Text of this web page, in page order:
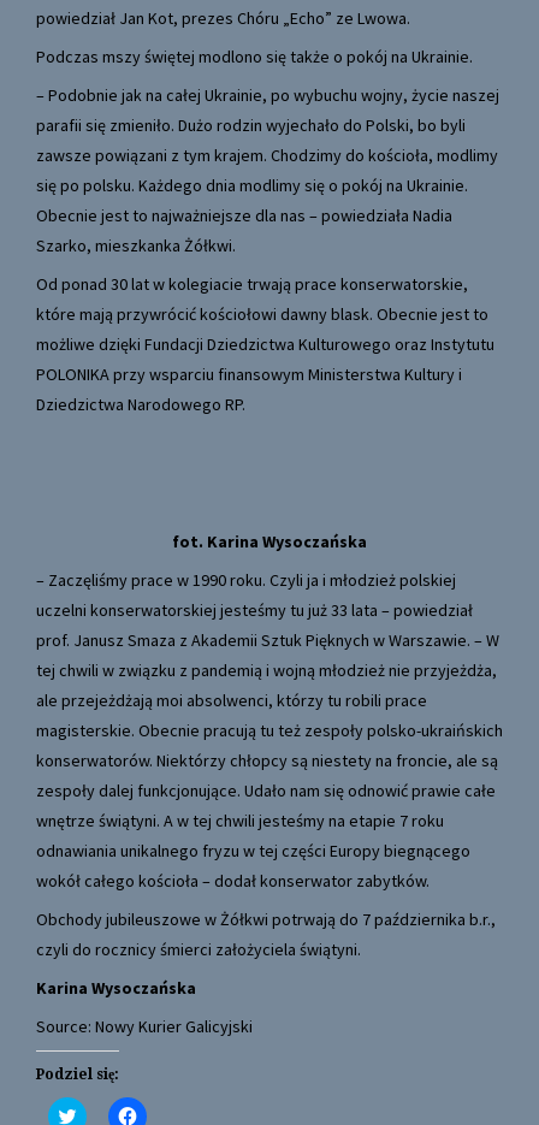
powiedział Jan Kot, prezes Chóru „Echo” ze Lwowa.
Podczas mszy świętej modlono się także o pokój na Ukrainie.
– Podobnie jak na całej Ukrainie, po wybuchu wojny, życie naszej
parafii się zmieniło. Dużo rodzin wyjechało do Polski, bo byli
zawsze powiązani z tym krajem. Chodzimy do kościoła, modlimy
się po polsku. Każdego dnia modlimy się o pokój na Ukrainie.
Obecnie jest to najważniejsze dla nas – powiedziała Nadia
Szarko, mieszkanka Żółkwi.
Od ponad 30 lat w kolegiacie trwają prace konserwatorskie,
które mają przywrócić kościołowi dawny blask. Obecnie jest to
możliwe dzięki Fundacji Dziedzictwa Kulturowego oraz Instytutu
POLONIKA przy wsparciu finansowym Ministerstwa Kultury i
Dziedzictwa Narodowego RP.
fot. Karina Wysoczańska
– Zaczęliśmy prace w 1990 roku. Czyli ja i młodzież polskiej
uczelni konserwatorskiej jesteśmy tu już 33 lata – powiedział
prof. Janusz Smaza z Akademii Sztuk Pięknych w Warszawie. – W
tej chwili w związku z pandemią i wojną młodzież nie przyjeżdża,
ale przejeżdżają moi absolwenci, którzy tu robili prace
magisterskie. Obecnie pracują tu też zespoły polsko-ukraińskich
konserwatorów. Niektórzy chłopcy są niestety na froncie, ale są
zespoły dalej funkcjonujące. Udało nam się odnowić prawie całe
wnętrze świątyni. A w tej chwili jesteśmy na etapie 7 roku
odnawiania unikalnego fryzu w tej części Europy biegnącego
wokół całego kościoła – dodał konserwator zabytków.
Obchody jubileuszowe w Żółkwi potrwają do 7 października b.r.,
czyli do rocznicy śmierci założyciela świątyni.
Karina Wysoczańska
Source: Nowy Kurier Galicyjski
Podziel się:
C C